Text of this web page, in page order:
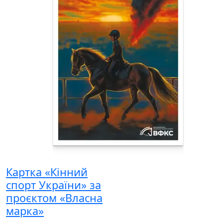
Картка «Кінний
спорт України» за
проєктом «Власна
марка»